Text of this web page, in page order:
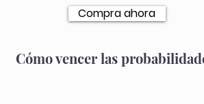
Compra ahora
Cómo vencer las